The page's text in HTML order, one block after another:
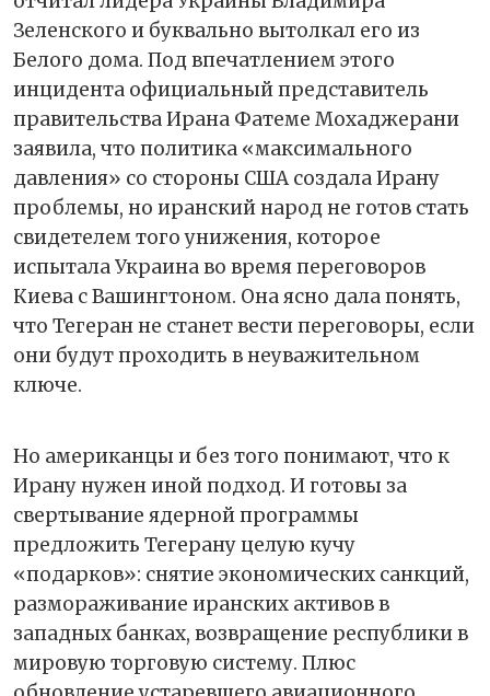
Зеленского и буквально вытолкал его из
Белого дома. Под впечатлением этого
инцидента официальный представитель
правительства Ирана Фатеме Мохаджерани
заявила, что политика «максимального
давления» со стороны США создала Ирану
проблемы, но иранский народ не готов стать
свидетелем того унижения, которое
испытала Украина во время переговоров
Киева с Вашингтоном. Она ясно дала понять,
что Тегеран не станет вести переговоры, если
они будут проходить в неуважительном
ключе.
Но американцы и без того понимают, что к
Ирану нужен иной подход. И готовы за
свертывание ядерной программы
предложить Тегерану целую кучу
«подарков»: снятие экономических санкций,
размораживание иранских активов в
западных банках, возвращение республики в
мировую торговую систему. Плюс